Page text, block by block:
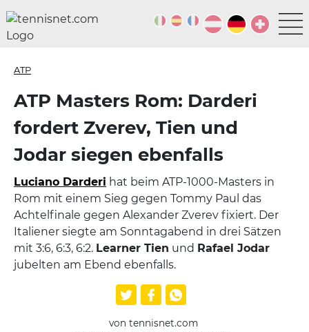
ATP
ATP Masters Rom: Darderi
fordert Zverev, Tien und
Jodar siegen ebenfalls
Luciano Darderi hat beim ATP-1000-Masters in
Rom mit einem Sieg gegen Tommy Paul das
Achtelfinale gegen Alexander Zverev fixiert. Der
Italiener siegte am Sonntagabend in drei Sätzen
mit 3:6, 6:3, 6:2. Learner Tien und Rafael Jodar
jubelten am Ebend ebenfalls.
von tennisnet.com